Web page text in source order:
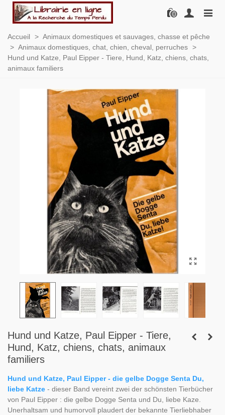
0
Accueil > Animaux domestiques et sauvages, chasse et pêche
> Animaux domestiques, chat, chien, cheval, perruches >
Hund und Katze, Paul Eipper - Tiere, Hund, Katz, chiens, chats,
animaux familiers
Hund und Katze, Paul Eipper - Tiere,
Hund, Katz, chiens, chats, animaux
familiers
Hund und Katze, Paul Eipper - die gelbe Dogge Senta Du,
liebe Katze - dieser Band vereint zwei der schönsten Tierbücher
von Paul Eipper : die gelbe Dogge Senta und Du, liebe Kaze.
Unerhaltsam und humorvoll plaudert der bekannte Tierliebhaber